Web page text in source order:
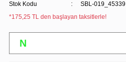
Stok Kodu
SBL-019_45339
*175,25 TL den başlayan taksitlerle!